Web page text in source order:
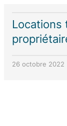
Locations
26 octobre 2022